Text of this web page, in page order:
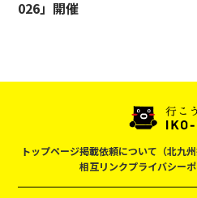
026」開催
トップページ掲載依頼について（北九州
相互リンクプライバシー